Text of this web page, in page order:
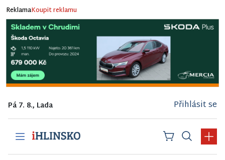
ReklamaKoupit reklamu
Pá 7. 8., Lada Přihlásit se